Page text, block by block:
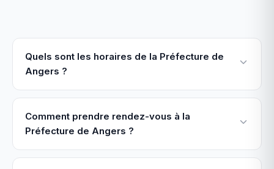
Quels sont les horaires de la Préfecture de
Angers ?
Comment prendre rendez-vous à la
Préfecture de Angers ?